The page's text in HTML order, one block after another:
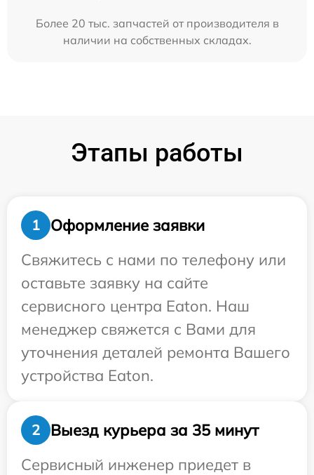
Более 20 тыс. запчастей от производителя в
наличии на собственных складах.
Этапы работы
1
Оформление заявки
Свяжитесь с нами по телефону или
оставьте заявку на сайте
сервисного центра Eaton. Наш
менеджер свяжется с Вами для
уточнения деталей ремонта Вашего
устройства Eaton.
2
Выезд курьера за 35 минут
Сервисный инженер приедет в